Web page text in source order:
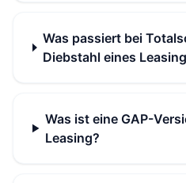
Was passiert bei
Diebstahl eines
Was ist eine GAP-
Leasing?